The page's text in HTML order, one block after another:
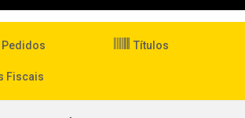
Títulos
Fiscais